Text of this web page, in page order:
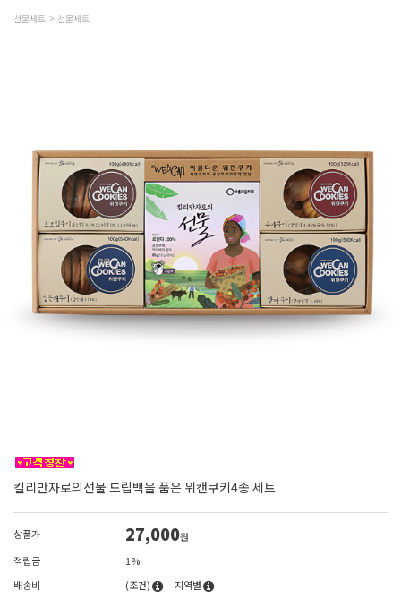
선물세트 선물세트
킬리만자로의선물 드립백을 품은 위캔쿠키4종 세트
상품가 27,000원
적립금
1%
배송비
(조건)
지역별